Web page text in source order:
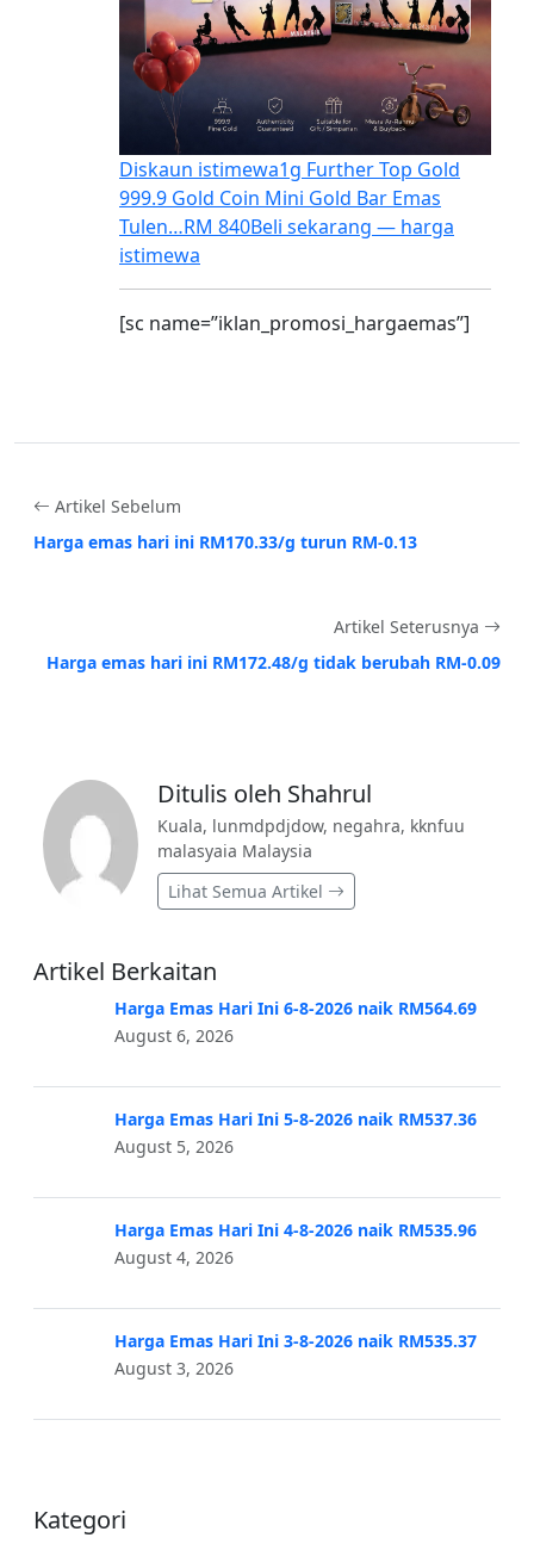
Diskaun istimewa1g Further Top Gold
999.9 Gold Coin Mini Gold Bar Emas
Tulen…RM 840Beli sekarang — harga
istimewa
[sc name=”iklan_promosi_hargaemas”]
Artikel Sebelum
Harga emas hari ini RM170.33/g turun RM-0.13
Artikel Seterusnya
Harga emas hari ini RM172.48/g tidak berubah RM-0.09
Ditulis oleh Shahrul
Kuala, lunmdpdjdow, negahra, kknfuu
malasyaia Malaysia
Lihat Semua Artikel
Artikel Berkaitan
Harga Emas Hari Ini 6-8-2026 naik RM564.69
August 6, 2026
Harga Emas Hari Ini 5-8-2026 naik RM537.36
August 5, 2026
Harga Emas Hari Ini 4-8-2026 naik RM535.96
August 4, 2026
Harga Emas Hari Ini 3-8-2026 naik RM535.37
August 3, 2026
Kategori